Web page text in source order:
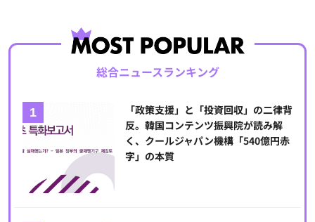
総合ニュースランキング
「政策支援」と「投資回収」の二律背
反。韓国コンテンツ振興院が読み解
く、クールジャパン機構「540億円赤
字」の本質